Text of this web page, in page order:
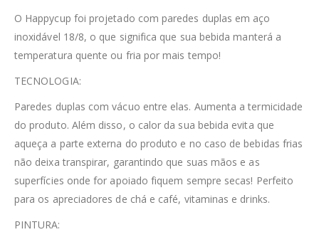
O Happycup foi projetado com paredes duplas em aço
inoxidável 18/8, o que significa que sua bebida manterá a
temperatura quente ou fria por mais tempo!
TECNOLOGIA:
Paredes duplas com vácuo entre elas. Aumenta a termicidade
do produto. Além disso, o calor da sua bebida evita que
aqueça a parte externa do produto e no caso de bebidas frias
não deixa transpirar, garantindo que suas mãos e as
superfícies onde for apoiado fiquem sempre secas! Perfeito
para os apreciadores de chá e café, vitaminas e drinks.
PINTURA: